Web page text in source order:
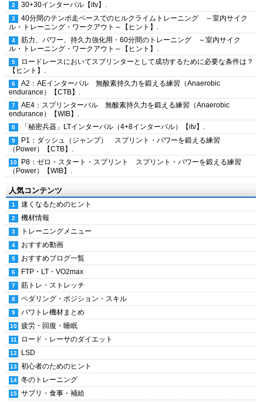
30+30インターバル【itv】.
40分間のテンポ走ペースでのヒルクライムトレーニング ～室内サイク
ル・トレーニング・ワークアウト～【ヒント】.
筋力、パワー、持久力強化用・60分間のトレーニング ～室内サイク
ル・トレーニング・ワークアウト～【ヒント】.
ロードレースにおいてスプリンターとして成功するために必要な条件は？
【ヒント】.
A2：AEインターバル 無酸素持久力を鍛える練習（Anaerobic
endurance）【CTB】.
AE4：スプリンターバル 無酸素持久力を鍛える練習（Anaerobic
endurance）【WIB】.
「秘密兵器」LTインターバル（4+8インターバル）【itv】.
P1：ダッシュ（ジャンプ） スプリント・パワーを鍛える練習
（Power）【CTB】.
P8：ゼロ・スタート・スプリント スプリント・パワーを鍛える練習
（Power）【WIB】.
人気コンテンツ
速くなるためのヒント
機材情報
トレーニングメニュー
おすすめ動画
おすすめブログ一覧
FTP・LT・VO2max
筋トレ・ストレッチ
ペダリング・ポジション・スキル
パワトレ機材まとめ
疲労・回復・睡眠
ロード・レーサのダイエット
LSD
初心者のためのヒント
冬のトレーニング
サプリ・食事・補給